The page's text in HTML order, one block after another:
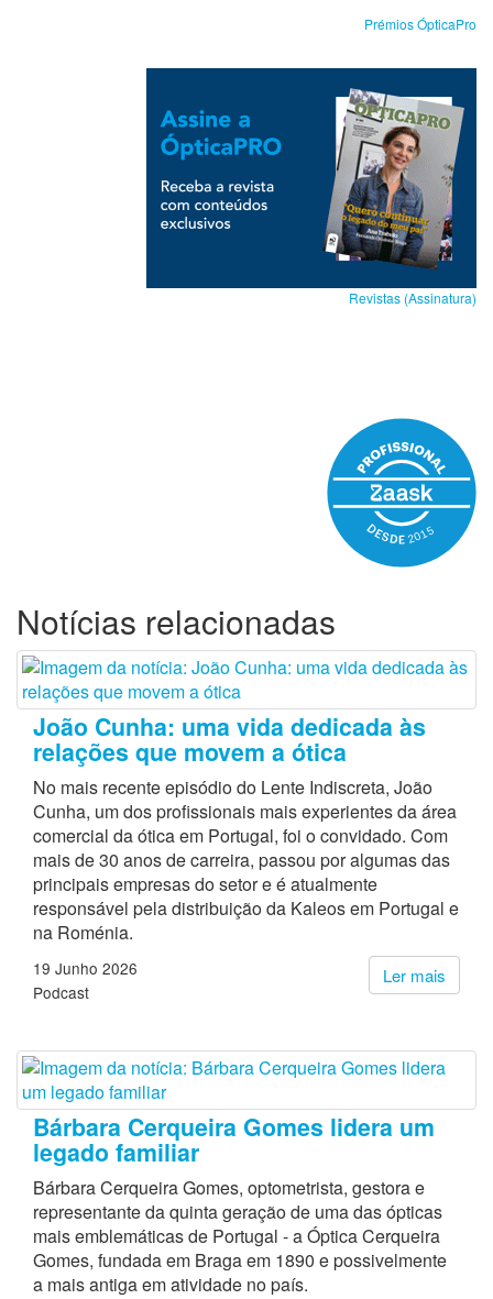
Prémios ÓpticaPro
Revistas (Assinatura)
Notícias relacionadas
João Cunha: uma vida dedicada às
relações que movem a ótica
No mais recente episódio do Lente Indiscreta, João
Cunha, um dos profissionais mais experientes da área
comercial da ótica em Portugal, foi o convidado. Com
mais de 30 anos de carreira, passou por algumas das
principais empresas do setor e é atualmente
responsável pela distribuição da Kaleos em Portugal e
na Roménia.
Ler mais
19 Junho 2026
Podcast
Bárbara Cerqueira Gomes lidera um
legado familiar
Bárbara Cerqueira Gomes, optometrista, gestora e
representante da quinta geração de uma das ópticas
mais emblemáticas de Portugal - a Óptica Cerqueira
Gomes, fundada em Braga em 1890 e possivelmente
a mais antiga em atividade no país.